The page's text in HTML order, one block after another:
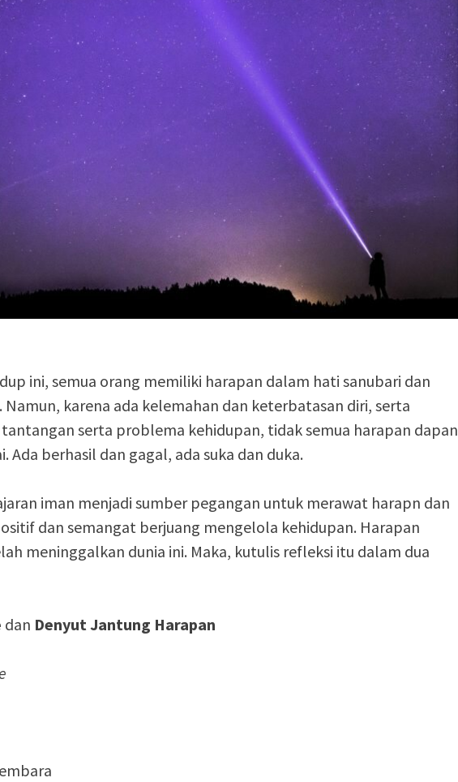
ini, semua orang memiliki harapan dalam hati sanubari dan
Namun, karena ada kelemahan dan keterbatasan diri, serta
tantangan serta problema kehidupan, tidak semua harapan dapan
Ada berhasil dan gagal, ada suka dan duka.
iman menjadi sumber pegangan untuk merawat harapn dan
dan semangat berjuang mengelola kehidupan. Harapan
meninggalkan dunia ini. Maka, kutulis refleksi itu dalam dua
dan Denyut Jantung Harapan